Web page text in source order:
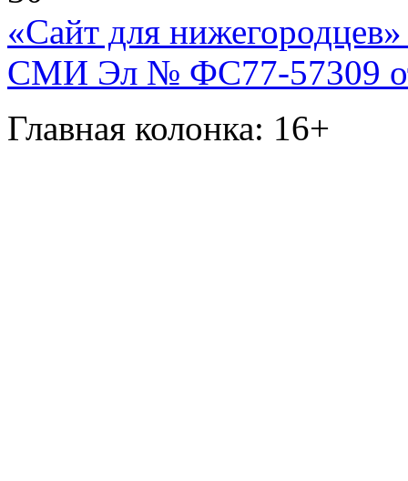
«Сайт для нижегородцев»
СМИ Эл № ФС77-57309
Главная колонка: 16+